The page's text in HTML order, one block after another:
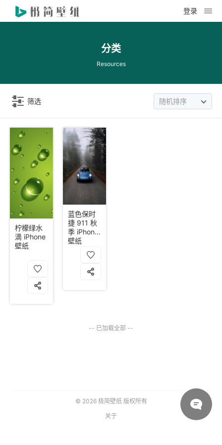
登录
分类
Resources
筛选 随机排序
柠檬绿水
滴 iPhone
壁纸
蓝色保时
捷 911 秋
季 iPhone
壁纸
-- 已加载全部 --
© 2026 极简壁纸版权所有
关于